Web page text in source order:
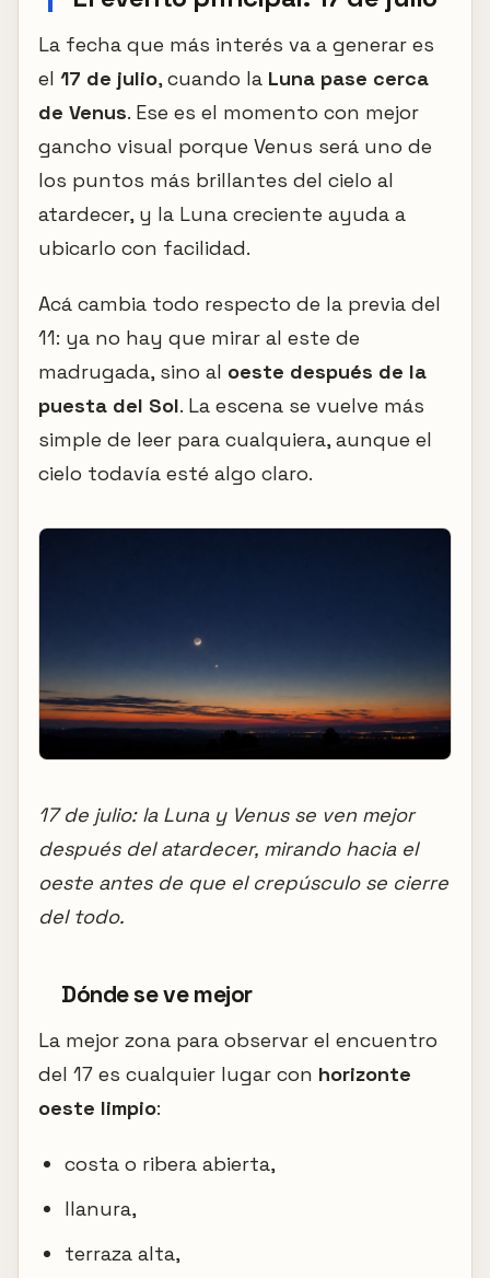
La fecha que más interés va a generar es
el 17 de julio, cuando la Luna pase cerca
de Venus. Ese es el momento con mejor
gancho visual porque Venus será uno de
los puntos más brillantes del cielo al
atardecer, y la Luna creciente ayuda a
ubicarlo con facilidad.
Acá cambia todo respecto de la previa del
11: ya no hay que mirar al este de
madrugada, sino al oeste después de la
puesta del Sol. La escena se vuelve más
simple de leer para cualquiera, aunque el
cielo todavía esté algo claro.
17 de julio: la Luna y Venus se ven mejor
después del atardecer, mirando hacia el
oeste antes de que el crepúsculo se cierre
del todo.
Dónde se ve mejor
La mejor zona para observar el encuentro
del 17 es cualquier lugar con horizonte
oeste limpio:
costa o ribera abierta,
llanura,
terraza alta,